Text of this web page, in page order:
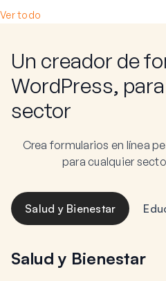
Ver todo
Un creador de
WordPress,
sector
Crea formularios en línea
para cualquier
Salud y Bienestar
Salud y Bienestar